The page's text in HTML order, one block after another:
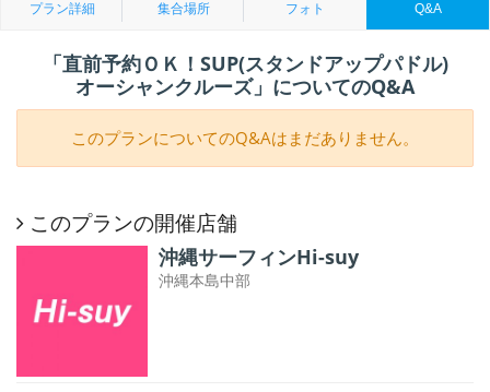
プラン詳細 集合場所 フォト Q&A
「直前予約ＯＫ！SUP(スタンドアップパドル)
オーシャンクルーズ」についてのQ&A
このプランについてのQ&Aはまだありません。
このプランの開催店舗
沖縄サーフィンHi-suy
沖縄本島中部